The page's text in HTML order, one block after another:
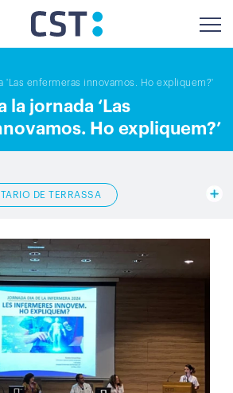
'Las enfermeras innovamos. Ho expliquem?'
la jornada ‘Las
Ho expliquem?’
DE TERRASSA